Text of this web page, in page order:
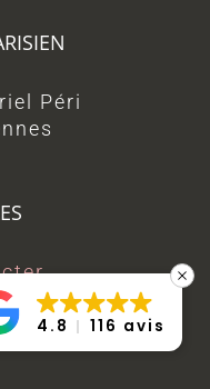
Péri
4.8 116 avis